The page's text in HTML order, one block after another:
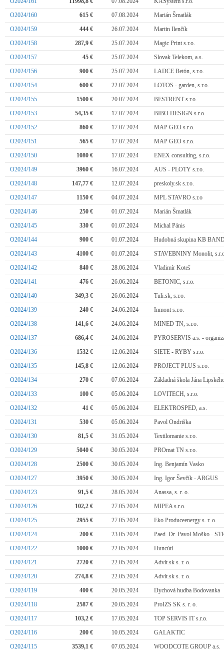
O2024/160
615 € 07.08.2024
Marián Šmatlák
O2024/159
444 € 26.07.2024
Martin Ilenčík
O2024/158
287,9 € 25.07.2024
Magic Print s.r.o.
O2024/157
45 € 25.07.2024
Slovak Telekom, a.s.
O2024/156
900 € 25.07.2024
LADCE Betón, s.r.o.
O2024/154
600 € 22.07.2024
LOTOS - garden, s.r.o.
O2024/155
1500 € 20.07.2024
BESTRENT s.r.o.
O2024/153
54,35 € 17.07.2024
BIBO DESIGN s.r.o.
O2024/152
860 € 17.07.2024
MAP GEO s.r.o.
O2024/151
565 € 17.07.2024
MAP GEO s.r.o.
O2024/150
1080 € 17.07.2024
ENEX consulting, s.r.o.
O2024/149
3960 € 16.07.2024
AUS - PLOTY s.r.o.
O2024/148
147,77 € 12.07.2024
preskoly.sk s.r.o.
O2024/147
1150 € 04.07.2024
MPL STAVRO s.r.o
O2024/146
250 € 01.07.2024
Marián Šmatlák
O2024/145
330 € 01.07.2024
Michal Pánis
O2024/144
900 € 01.07.2024
Hudobná skupina KB
O2024/143
4100 € 01.07.2024
STAVEBNINY Monolit,
O2024/142
840 € 28.06.2024
Vladimír Koteš
O2024/141
476 € 26.06.2024
BETONIC, s.r.o.
O2024/140
349,3 € 26.06.2024
Tuli.sk, s.r.o.
O2024/139
240 € 24.06.2024
Inmont s.r.o.
O2024/138
141,6 € 24.06.2024
MINED TN, s.r.o.
O2024/137
686,4 € 24.06.2024
PYROSERVIS a.s. -
O2024/136
1532 € 12.06.2024
SIETE - RYBY s.r.o.
O2024/135
145,8 € 12.06.2024
PROJECT PLUS s.r.o.
O2024/134
270 € 07.06.2024
Základná škola Jána
O2024/133
100 € 05.06.2024
LOVITECH, s.r.o.
O2024/132
41 € 05.06.2024
ELEKTROSPED, a.s.
O2024/131
530 € 05.06.2024
Pavol Ondriška
O2024/130
81,5 € 31.05.2024
Textilomanie s.r.o.
O2024/129
5040 € 30.05.2024
PROmat TN s.r.o.
O2024/128
2500 € 30.05.2024
Ing. Benjamín Vasko
O2024/127
3950 € 30.05.2024
Ing. Igor Ševčík - ARGUS
O2024/123
91,5 € 28.05.2024
Anassa, s. r. o.
O2024/126
102,2 € 27.05.2024
MIPEA s.r.o.
O2024/125
2955 € 27.05.2024
Eko Produceenergy s. r. o.
O2024/124
200 € 23.05.2024
Paed. Dr. Pavol Moško -
O2024/122
1000 € 22.05.2024
Huncúti
O2024/121
2720 € 22.05.2024
Advit.sk s. r. o.
O2024/120
274,8 € 22.05.2024
Advit.sk s. r. o.
O2024/119
400 € 20.05.2024
Dychová hudba Bodovanka
O2024/118
2587 € 20.05.2024
ProIZS SK s. r. o.
O2024/117
103,2 € 17.05.2024
TOP SERVIS IT s.r.o.
O2024/116
200 € 10.05.2024
GALAKTIC
O2024/115
3539,1 € 07.05.2024 WOODCOTE GROUP a.s.